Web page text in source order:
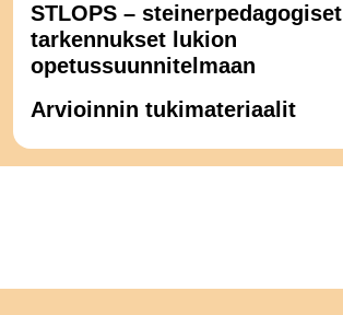
STLOPS – steinerpedagogiset
tarkennukset lukion
opetussuunnitelmaan
Arvioinnin tukimateriaalit